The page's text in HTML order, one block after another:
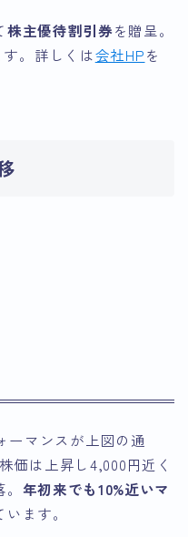
株主優待割引券を贈呈。
。詳しくは会社HPを
ーマンスが上図の通
価は上昇し4,000円近く
年初来でも10%近いマ
ます。